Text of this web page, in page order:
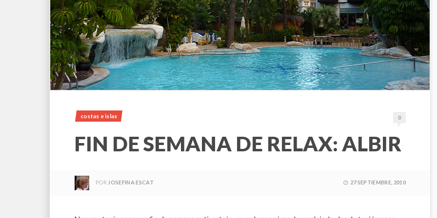
costas e islas 0
FIN DE SEMANA DE RELAX: ALBIR
POR JOSEFINA ESCAT 27 SEPTIEMBRE, 2010